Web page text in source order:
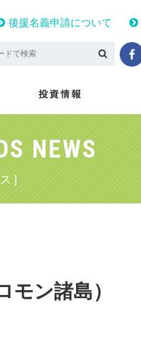
後援名義申請について
NEWS
]
ン諸島）